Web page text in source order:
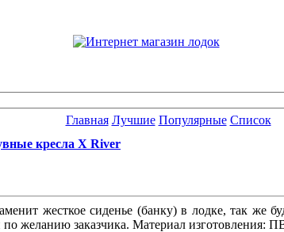
Главная Лучшие Популярные Список
кресла X River
жесткое сиденье (банку) в лодке, так же
по желанию заказчика. Материал изготовления: